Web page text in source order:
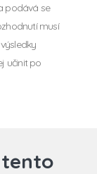
podává se
musí
učinit po